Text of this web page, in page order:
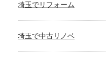
埼玉でリフォーム
埼玉で中古リノベ